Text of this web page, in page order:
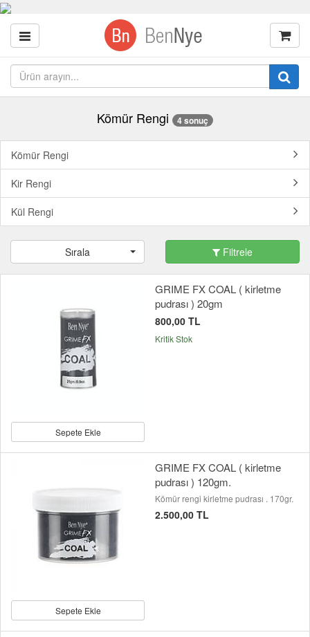
Kömür Rengi 4 sonuç
Kömür Rengi
Kir Rengi
Kül Rengi
Sırala Filtrele
Sepete Ekle
GRIME FX COAL ( kirletme
pudrası ) 20gm
800,00 TL
Kritik Stok
Sepete Ekle
GRIME FX COAL ( kirletme
pudrası ) 120gm.
Kömür rengi kirletme pudrası . 170gr.
2.500,00 TL